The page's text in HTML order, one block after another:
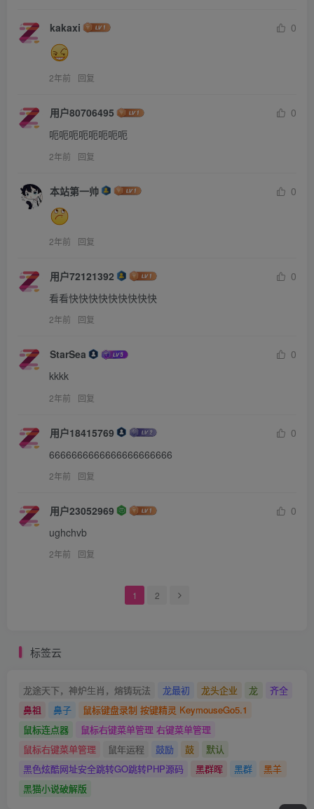
kakaxi 0
2年前 回复
用户80706495
0
呃呃呃呃呃呃呃呃
2年前 回复
本站第一帅 0
2年前 回复
用户72121392
0
看看快快快快快快快快快
2年前 回复
StarSea
0
kkkk
2年前 回复
用户18415769
0
6666666666666666666666
2年前 回复
用户23052969
0
ughchvb
2年前 回复
1 2
标签云
龙途天下，神炉生肖，熔铸玩法 龙最初 龙头企业 龙
齐全
鼻祖
鼻子
鼠标键盘录制 按键精灵 KeymouseGo5.1
鼠标连点器
鼠标右键菜单管理 右键菜单管理
鼠标右键菜单管理
鼠年运程 鼓励 鼓
默认
黑色炫酷网址安全跳转GO跳转PHP源码
黑群晖 黑群
黑羊
黑猫小说破解版